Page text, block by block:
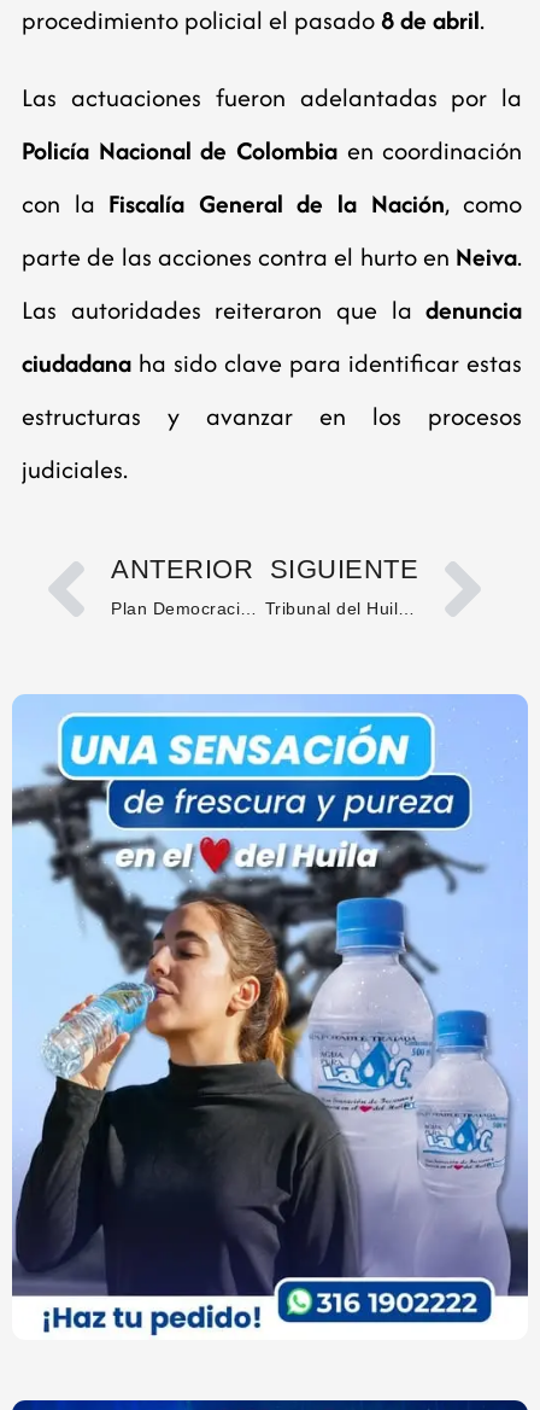
procedimiento policial el pasado8 de abril.
Las actuaciones fueron adelantadas por la
Policía Nacional de Colombiaen coordinación
con la Fiscalía General de la Nación, como
parte de las acciones contra el hurto en Neiva.
Las autoridades reiteraron que ladenuncia
ciudadana ha sido clave para identificar estas
estructuras y avanzar en los procesos
judiciales.
ANTERIOR SIGUIENTE